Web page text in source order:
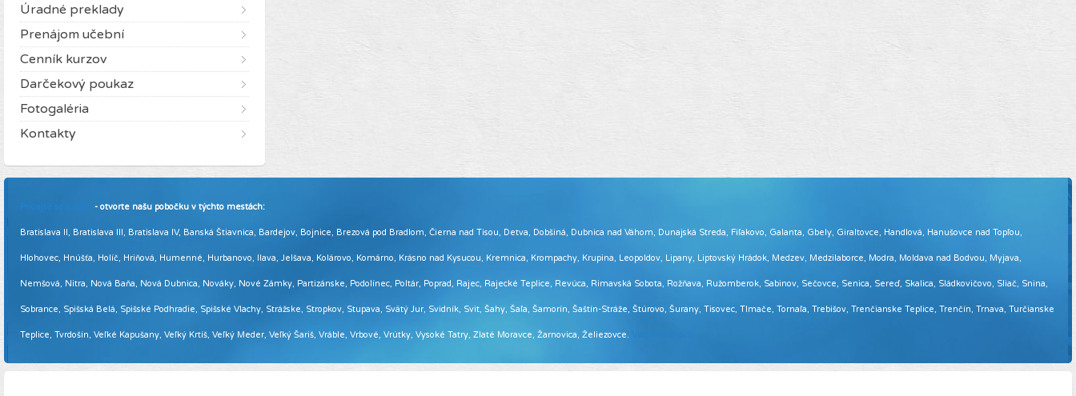
Úradné preklady
Prenájom učební
Cenník kurzov
Darčekový poukaz
Fotogaléria
Kontakty
Pridajte sa k nám - otvorte našu pobočku v týchto mestách:
Bratislava II, Bratislava III, Bratislava IV, Banská Štiavnica, Bardejov, Bojnice, Brezová pod Bradlom, Čierna nad Tisou, Detva, Dobšiná, Dubnica nad Váhom, Dunajská Streda, Fiľakovo, Galanta, Gbely, Giraltovce, Handlová, Hanušovce nad Topľou,
Hlohovec, Hnúšťa, Holíč, Hriňová, Humenné, Hurbanovo, Ilava, Jelšava, Kolárovo, Komárno, Krásno nad Kysucou, Kremnica, Krompachy, Krupina, Leopoldov, Lipany, Liptovský Hrádok, Medzev, Medzilaborce, Modra, Moldava nad Bodvou, Myjava,
Nemšová, Nitra, Nová Baňa, Nová Dubnica, Nováky, Nové Zámky, Partizánske, Podolínec, Poltár, Poprad, Rajec, Rajecké Teplice, Revúca, Rimavská Sobota, Rožňava, Ružomberok, Sabinov, Sečovce, Senica, Sereď, Skalica, Sládkovičovo, Sliač, Snina,
Sobrance, Spišská Belá, Spišské Podhradie, Spišské Vlachy, Strážske, Stropkov, Stupava, Svätý Jur, Svidník, Svit, Šahy, Šaľa, Šamorín, Šaštín-Stráže, Štúrovo, Šurany, Tisovec, Tlmače, Tornaľa, Trebišov, Trenčianske Teplice, Trenčín, Trnava, Turčianske
Teplice, Tvrdošín, Veľké Kapušany, Veľký Krtíš, Veľký Meder, Veľký Šariš, Vráble, Vrbové, Vrútky, Vysoké Tatry, Zlaté Moravce, Žarnovica, Želiezovce.